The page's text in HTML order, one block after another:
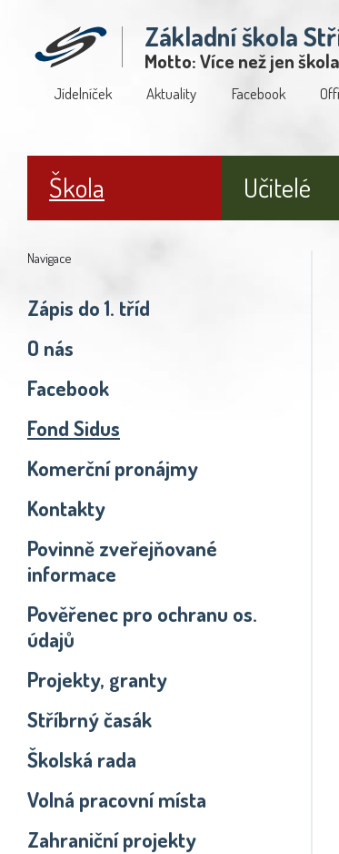
Základní škola
Motto: Více než jen škola
Jídelníček Aktuality Facebook
Škola Učitelé
Navigace
Zápis do 1. tříd
O nás
Facebook
Fond Sidus
Komerční pronájmy
Kontakty
Povinně zveřejňované
informace
Pověřenec pro ochranu os.
údajů
Projekty, granty
Stříbrný časák
Školská rada
Volná pracovní místa
Zahraniční projekty